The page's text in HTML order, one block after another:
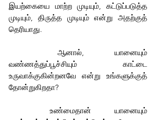
இயற்கையை மாற்ற முடியும், கட்டுப்படுத்த
முடியும், திருத்த முடியும் என்று அதற்குத்
தெரியாது.
வண்ணத்துப்பூச்சியும் காட்டை
உருவாக்குகின்றனவே என்று உங்களுக்குத்
தோன்றுகிறதா?